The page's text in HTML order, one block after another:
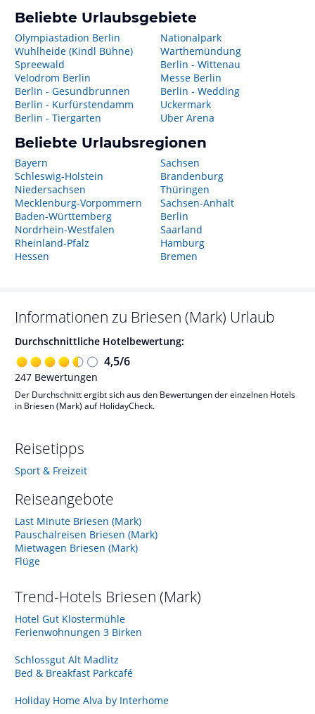
Beliebte Urlaubsgebiete
Olympiastadion Berlin
Wuhlheide (Kindl Bühne)
Spreewald
Velodrom Berlin
Berlin - Gesundbrunnen
Berlin - Kurfürstendamm
Berlin - Tiergarten
Nationalpark
Warthemündung
Berlin - Wittenau
Messe Berlin
Berlin - Wedding
Uckermark
Uber Arena
Beliebte Urlaubsregionen
Bayern
Schleswig-Holstein
Niedersachsen
Mecklenburg-Vorpommern
Baden-Württemberg
Nordrhein-Westfalen
Rheinland-Pfalz
Hessen
Sachsen
Brandenburg
Thüringen
Sachsen-Anhalt
Berlin
Saarland
Hamburg
Bremen
Informationen zu Briesen (Mark) Urlaub
Durchschnittliche Hotelbewertung:
4,5/6
247 Bewertungen
Der Durchschnitt ergibt sich aus den Bewertungen der einzelnen Hotels
in Briesen (Mark) auf HolidayCheck.
Reisetipps
Sport & Freizeit
Reiseangebote
Last Minute Briesen (Mark)
Pauschalreisen Briesen (Mark)
Mietwagen Briesen (Mark)
Flüge
Trend-Hotels Briesen (Mark)
Hotel Gut Klostermühle
Ferienwohnungen 3 Birken
Schlossgut Alt Madlitz
Bed & Breakfast Parkcafé
Holiday Home Alva by Interhome